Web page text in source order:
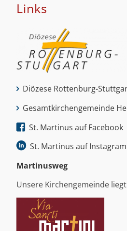
Links
Diözese Rottenburg-
Gesamtkirchengemeinde
St. Martinus auf Facebook
St. Martinus auf Instagram
Martinus­weg
Unsere Kirchengemeinde